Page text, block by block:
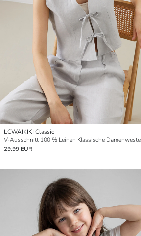
LCWAIKIKI Classic
V-Ausschnitt 100 % Leinen Klassische Damenweste
29.99 EUR